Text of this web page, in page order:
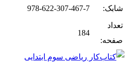
شابک:
978-622-307-467-7
تعداد
صفحه:
184